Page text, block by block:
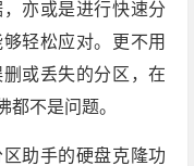
亦或是进行快速分
轻松应对。更不用
或丢失的分区，在
都不是问题。
助手的硬盘克隆功